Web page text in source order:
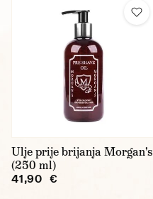
Ulje prije brijanja Morgan's
(250 ml)
41,90 €